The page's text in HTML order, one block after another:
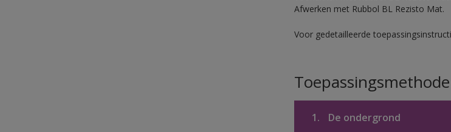
Afwerken met Rubbol BL Rezisto Mat.
Voor gedetailleerde
Toepassingsmethode
1. De ondergrond